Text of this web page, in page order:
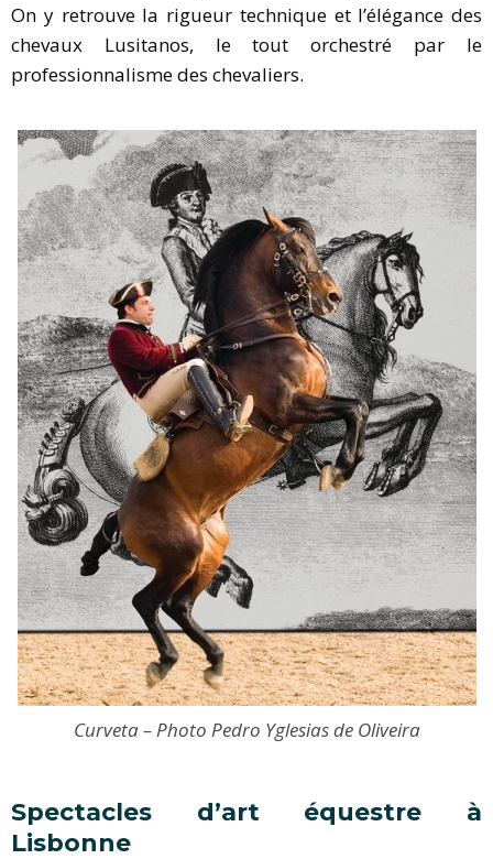
On y retrouve la rigueur technique et l’élégance des
chevaux Lusitanos, le tout orchestré par le
professionnalisme des chevaliers.
Curveta – Photo Pedro Yglesias de Oliveira
Spectacles d’art équestre à
Lisbonne